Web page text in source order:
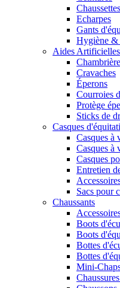
Echarpes
Gants
Hygiène &
Aides Artificielles
Cravaches
Éperons
Courroies
Protège
Sticks de
Casques
Casques à
Casques à
Casques
Entretien
Sacs pour
Chaussants
Boots
Boots
Bottes
Bottes
Mini-